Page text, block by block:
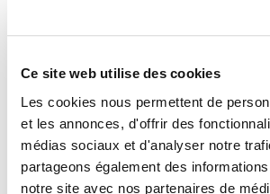
Ce site web utilise des cookies
Les cookies nous permettent de
et les annonces, d'offrir des
médias sociaux et d'analyser notre
partageons également des
notre site avec nos partenaires de
agreement between the
European Parliament on the
11/06/2026